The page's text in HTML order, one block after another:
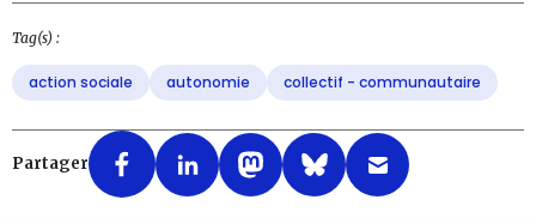
Tag(s) :
action sociale autonomie collectif - communautaire
Partager